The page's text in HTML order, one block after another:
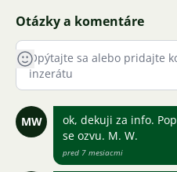
Otázky a komentáre
MW
ok, dekuji za info.
se ozvu. M. W.
pred 7 mesiacmi